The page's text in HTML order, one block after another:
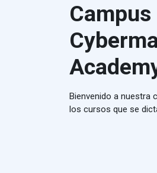
Campus
Bienvenido a nuestra
los cursos que se